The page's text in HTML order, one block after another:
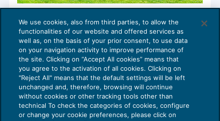
Greenwashing: nuove opportunità di
business
COMPETENZE E ORGANIZZAZIONE DELLO
STUDIO
17/05/2022
We use cookies, also from third parties, to allow the
functionalities of our website and offered services as
well as, on the basis of your prior consent, to use data
on your navigation activity to improve performance of
the site. Clicking on “Accept All cookies” means that
you agree to the activation of all cookies. Clicking on
"Reject All" means that the default settings will be left
unchanged and, therefore, browsing will continue
without cookies or other tracking tools other than
technical To check the categories of cookies, configure
or change your cookie preferences, please click on